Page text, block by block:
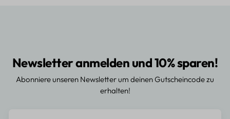
Newsletter anmelden und 10% sparen!
Abonniere unseren Newsletter um deinen Gutscheincode zu
erhalten!